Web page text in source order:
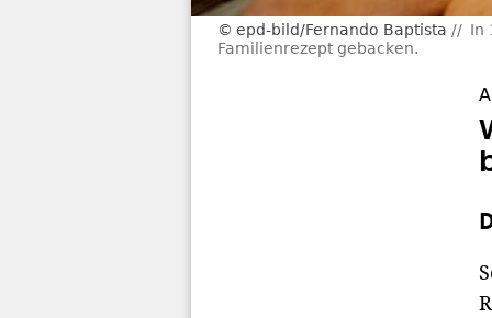
epd-bild/Fernando Baptista
In
Familienrezept gebacken.